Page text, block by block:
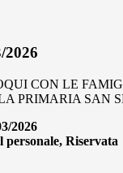
2026
CON LE
PRIMARIA SAN
2026
personale, Riservata